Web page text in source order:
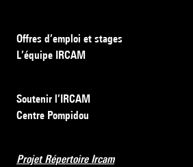
Offres d’emploi et stages
L’équipe IRCAM
Soutenir l’IRCAM
Centre Pompidou
Projet Répertoire Ircam